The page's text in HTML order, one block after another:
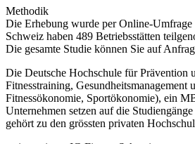
Methodik
Die Erhebung wurde per Online-Umfrage
Schweiz haben 489 Betriebsstätten
Die gesamte Studie können Sie auf
Die Deutsche Hochschule für Prävention
Fitnesstraining,
Fitnessökonomie, Sportökonomie), ein
Unternehmen setzen auf die
gehört zu den grössten privaten